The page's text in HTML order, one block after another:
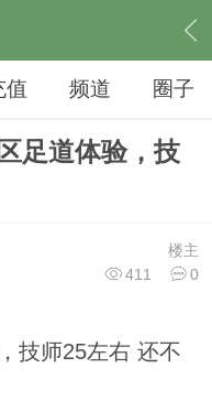
值 频道 圈子
足道体验，技
楼主
411
0
技师25左右 还不